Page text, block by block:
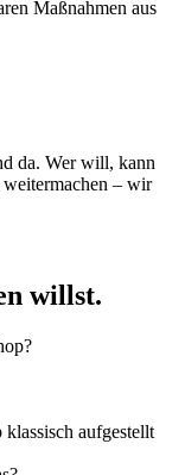
Maßnahmen aus
da. Wer will, kann
– wir
willst.
aufgestellt